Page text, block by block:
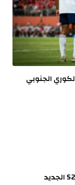
الجنوبي